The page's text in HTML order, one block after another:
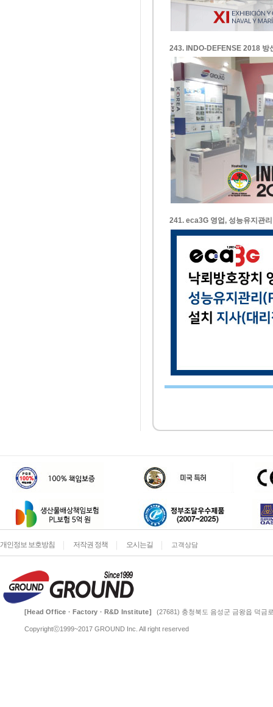
243. INDO-DEFENSE 2018 방
241. eca3G 영업, 성능유지관
개인정보 보호방침 저작권 정책 오시는길 고객상담
[Head Office · Factory · R&D Institute] (27681) 충청북도 음성군 금왕읍 덕금
Copyrightⓒ1999~2017 GROUND Inc. All right reserved